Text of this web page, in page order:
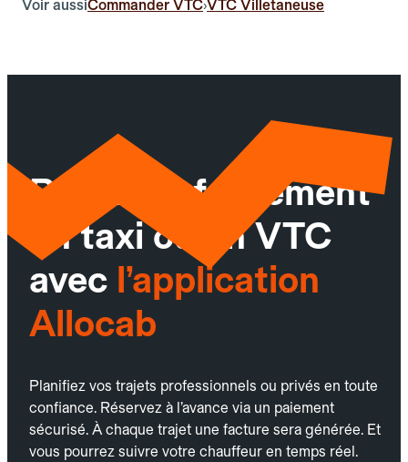
Voir aussiCommander VTC›VTC Villetaneuse
Réservez facilement
un taxi ou un VTC
avec l’application
Allocab
Planifiez vos trajets professionnels ou privés en toute
confiance. Réservez à l’avance via un paiement
sécurisé. À chaque trajet une facture sera générée. Et
vous pourrez suivre votre chauffeur en temps réel.